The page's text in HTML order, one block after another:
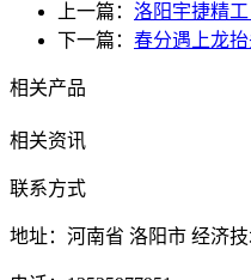
上一篇： 洛阳宇捷精
下一篇： 春分遇上龙
相关产品
相关资讯
联系方式
地址：河南省 洛阳市 经济